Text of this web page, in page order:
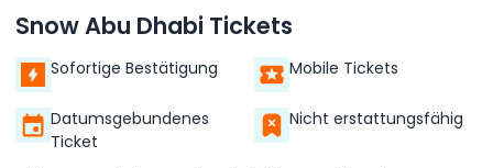
Snow Abu Dhabi Tickets
Sofortige Bestätigung Mobile Tickets
Datumsgebundenes
Ticket
Nicht erstattungsfähig